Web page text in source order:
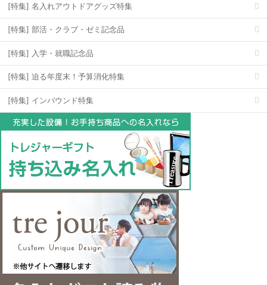
[特集] 名入れアウトドアグッズ特集
[特集] 部活・クラブ・ゼミ記念品
[特集] 入学・就職記念品
[特集] 迫る年度末！予算消化特集
[特集] インバウンド特集